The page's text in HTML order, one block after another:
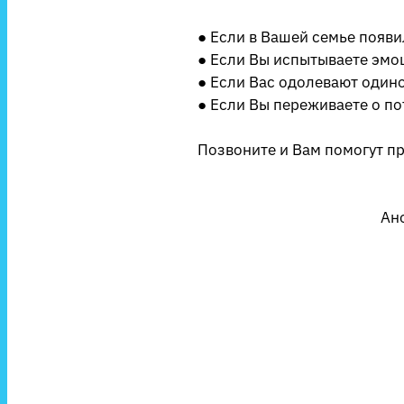
● Если в Вашей семье
● Если Вы испытываете
● Если Вас одолевают
● Если Вы переживаете о
Позвоните и Вам помогут